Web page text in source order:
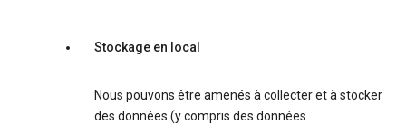
Stockage en local
Nous pouvons être amenés à collecter et à stocker
des données (y compris des données